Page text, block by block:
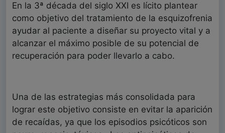
En la 3ª década del siglo XXI es lícito plantear
como objetivo del tratamiento de la esquizofrenia
ayudar al paciente a diseñar su proyecto vital y a
alcanzar el máximo posible de su potencial de
recuperación para poder llevarlo a cabo.
Una de las estrategias más consolidada para
lograr este objetivo consiste en evitar la aparición
de recaídas, ya que los episodios psicóticos son